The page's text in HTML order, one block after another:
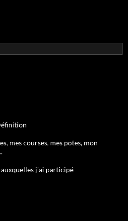
mes courses, mes potes, mon
j'ai participé